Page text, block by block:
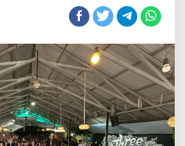
Dukung
Aulia–
Rendi